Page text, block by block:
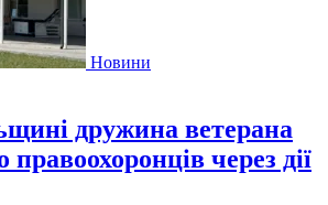
Новини
дружина ветерана
правоохоронців через дії